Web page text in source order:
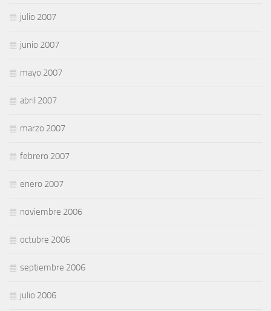
julio 2007
junio 2007
mayo 2007
abril 2007
marzo 2007
febrero 2007
enero 2007
noviembre 2006
octubre 2006
septiembre 2006
julio 2006